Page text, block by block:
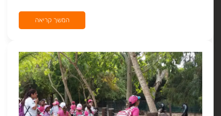
המשך קריאה